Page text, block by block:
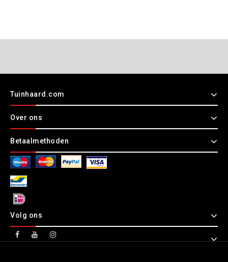
Tuinhaard.com
Over ons
Betaalmethoden
Volg ons